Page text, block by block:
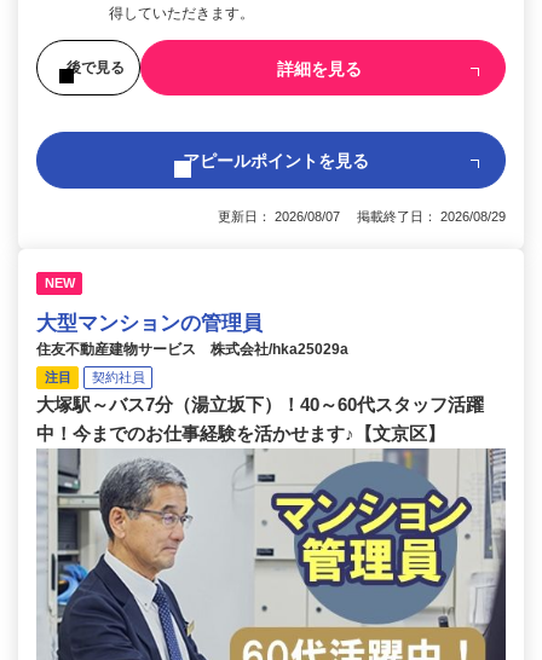
得していただきます。
後で見る 詳細を見る
アピールポイントを見る
更新日： 2026/08/07 掲載終了日： 2026/08/29
NEW
大型マンションの管理員
住友不動産建物サービス 株式会社/hka25029a
注目 契約社員
大塚駅～バス7分（湯立坂下）！40～60代スタッフ活躍
中！今までのお仕事経験を活かせます♪【文京区】